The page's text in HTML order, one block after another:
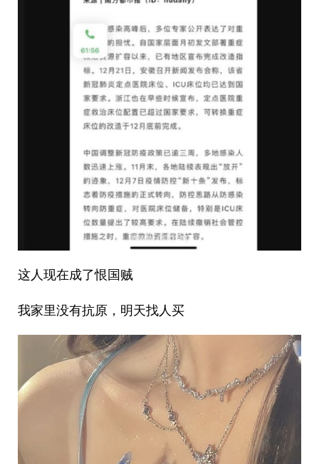
这人现在成了恨国贼
我家里没有抗原，明天找人买